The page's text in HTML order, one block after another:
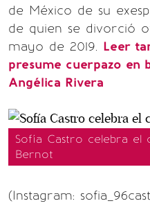
de México de su
de quien se divorció
mayo de 2019. Leer
presume cuerpazo en
Angélica Rivera
Sofía Castro celebra el
Bernot
(Instagram: